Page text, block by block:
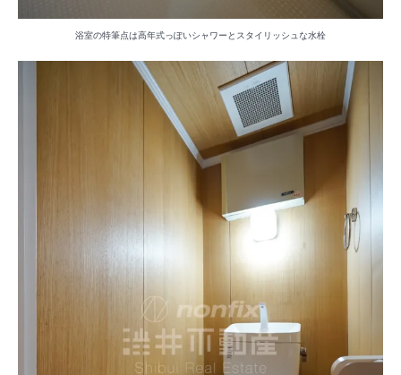
浴室の特筆点は高年式っぽいシャワーとスタイリッシュな水栓